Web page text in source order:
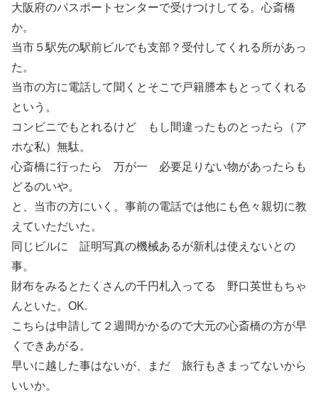
大阪府のパスポートセンターで受けつけしてる。心斎橋
か。
当市５駅先の駅前ビルでも支部？受付してくれる所があっ
た。
当市の方に電話して聞くとそこで戸籍謄本もとってくれる
という。
コンビニでもとれるけど もし間違ったものとったら（ア
ホな私）無駄。
心斎橋に行ったら 万が一 必要足りない物があったらも
どるのいや。
と、当市の方にいく。事前の電話では他にも色々親切に教
えていただいた。
同じビルに 証明写真の機械あるが新札は使えないとの
事。
財布をみるとたくさんの千円札入ってる 野口英世もちゃ
んといた。OK.
こちらは申請して２週間かかるので大元の心斎橋の方が早
くできあがる。
早いに越した事はないが、まだ 旅行もきまってないから
いいか。